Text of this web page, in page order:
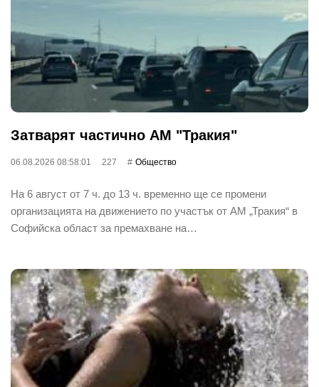
Затварят частично АМ "Тракия"
06.08.2026 08:58:01 227 Общество
На 6 август от 7 ч. до 13 ч. временно ще се промени
организацията на движението по участък от АМ „Тракия“ в
Софийска област за премахване на…